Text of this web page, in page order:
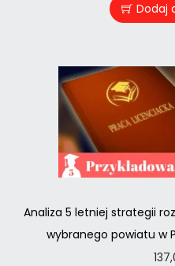
Dodaj
Analiza 5 letniej strategii
wybranego powiatu w